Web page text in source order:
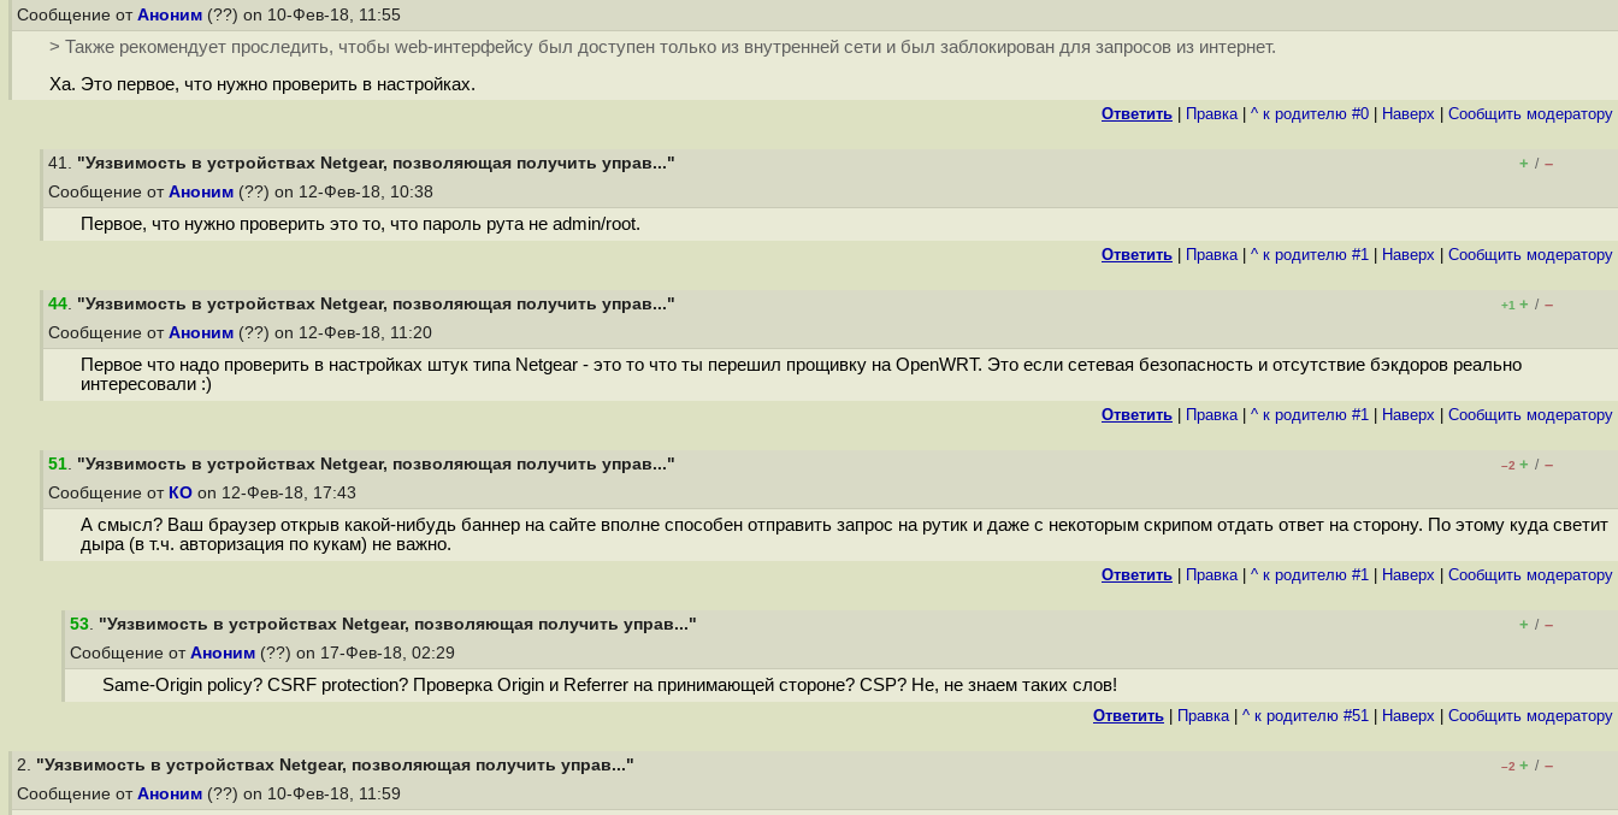
Сообщение от Аноним (??) on 10-Фев-18, 11:55
> Также рекомендует проследить, чтобы web-интерфейсу был доступен только из внутренней сети и был заблокирован для запросов из интернет.
Ха. Это первое, что нужно проверить в настройках.
Ответить Правка| ^ к родителю #0 Наверх Cообщить модератору
41. "Уязвимость в устройствах Netgear, позволяющая получить управ..." + / –
Сообщение от Аноним (??) on 12-Фев-18, 10:38
Первое, что нужно проверить это то, что пароль рута не admin/root.
Ответить Правка| ^ к родителю #1 Наверх Cообщить модератору
44. "Уязвимость в устройствах Netgear, позволяющая получить управ..." +1 + / –
Сообщение от Аноним (??) on 12-Фев-18, 11:20
Первое что надо проверить в настройках штук типа Netgear - это то что ты перешил прощивку на OpenWRT. Это если сетевая безопасность и отсутствие бэкдоров реально
интересовали :)
Ответить Правка| ^ к родителю #1 Наверх Cообщить модератору
51. "Уязвимость в устройствах Netgear, позволяющая получить управ..." –2 + / –
Сообщение от КО on 12-Фев-18, 17:43
А смысл? Ваш браузер открыв какой-нибудь баннер на сайте вполне способен отправить запрос на рутик и даже с некоторым скрипом отдать ответ на сторону. По этому куда светит
дыра (в т.ч. авторизация по кукам) не важно.
Ответить Правка| ^ к родителю #1 Наверх Cообщить модератору
53. "Уязвимость в устройствах Netgear, позволяющая получить управ..." + / –
Сообщение от Аноним (??) on 17-Фев-18, 02:29
Same-Origin policy? CSRF protection? Проверка Origin и Referrer на принимающей стороне? CSP? Не, не знаем таких слов!
Ответить Правка| ^ к родителю #51 Наверх Cообщить модератору
2. "Уязвимость в устройствах Netgear, позволяющая получить управ..." –2 + / –
Сообщение от Аноним (??) on 10-Фев-18, 11:59